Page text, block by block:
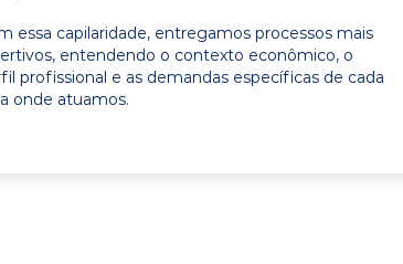
essa capilaridade, entregamos processos mais
entendendo o contexto econômico, o
profissional e as demandas específicas de cada
onde atuamos.